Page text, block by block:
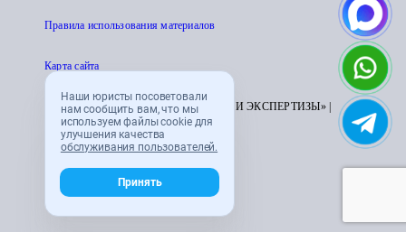
Наши юристы посоветовали
нам сообщить вам, что мы
используем файлы cookie для
улучшения качества
обслуживания пользователей.
Принять
Правила использования материалов
Карта сайта
© 1995 - 2026 «ЦЕНТР АТТЕСТАЦИИ И ЭКСПЕРТИЗЫ» |
CENTRATTEK.RU